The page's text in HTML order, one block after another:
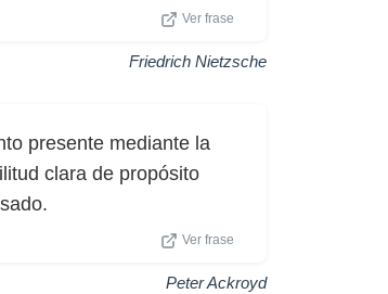
Ver frase
Friedrich Nietzsche
presente mediante la
clara de propósito
Ver frase
Peter Ackroyd